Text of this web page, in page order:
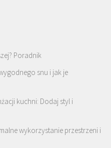
Poradnik
snu i jak je
kuchni: Dodaj styl i
wykorzystanie przestrzeni i